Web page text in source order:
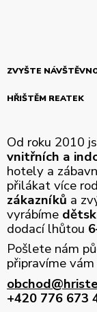
ZVYŠTE
HŘIŠTĚM REATEK
Od roku 2010
vnitřních a
hotely a
přilákat více
zákazníků a
vyrábíme
dodací lhůtou
Pošlete nám
připravíme
+420 776 673